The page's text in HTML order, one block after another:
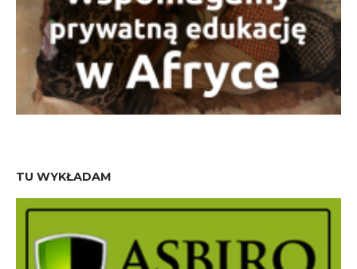
TU WYKŁADAM